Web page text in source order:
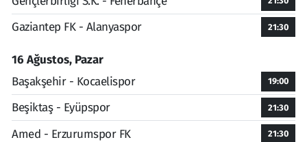
Gaziantep FK - Alanyaspor 21:30
16 Ağustos, Pazar
Başakşehir - Kocaelispor
19:00
Beşiktaş - Eyüpspor 21:30
Amed - Erzurumspor FK 21:30